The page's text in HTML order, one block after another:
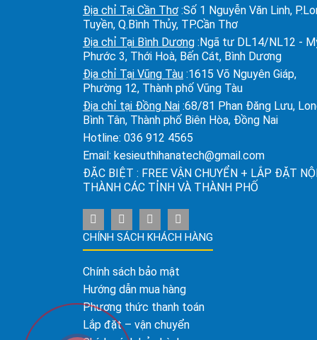
Địa chỉ Tại Cần Thơ :Số 1 Nguyễn Văn Linh,
Tuyền, Q.Bình Thủy, TP.Cần Thơ
Địa chỉ Tại Bình Dương :Ngã tư DL14/NL12 -
Phước 3, Thới Hoà, Bến Cát, Bình Dương
Địa chỉ Tại Vũng Tàu :1615 Võ Nguyên Giáp,
Phường 12, Thành phố Vũng Tàu
Địa chỉ tại Đồng Nai :68/81 Phan Đăng Lưu,
Bình Tân, Thành phố Biên Hòa, Đồng Nai
Hotline: 036 912 4565
Email: kesieuthihanatech@gmail.com
ĐẶC BIỆT : FREE VẬN CHUYỂN + LẮP ĐẶT
THÀNH CÁC TỈNH VÀ THÀNH PHỐ
CHÍNH SÁCH KHÁCH HÀNG
Chính sách bảo mật
Hướng dẫn mua hàng
Phương thức thanh toán
Lắp đặt – vận chuyển